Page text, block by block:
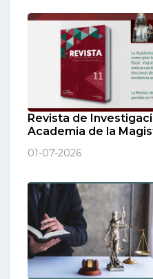
Revista de
Academia de la
01-07-2026